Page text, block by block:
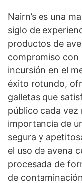
Nairn’s es una
siglo de
productos de
compromiso con
incursión en el
éxito rotundo,
galletas que
público cada vez
importancia de
segura y
el uso de avena
procesada de
de